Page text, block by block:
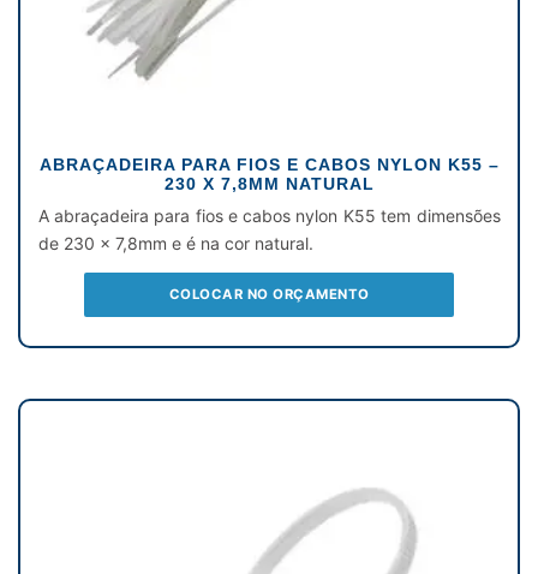
ABRAÇADEIRA PARA FIOS E CABOS NYLON K55 –
230 X 7,8MM NATURAL
A abraçadeira para fios e cabos nylon K55 tem dimensões
de 230 x 7,8mm e é na cor natural.
COLOCAR NO ORÇAMENTO